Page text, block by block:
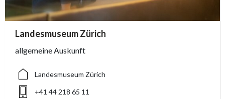
accessibility.sr-only.person_card_info
Landesmuseum Zürich
allgemeine Auskunft
accessibility.sr-only.museum
Landesmuseum Zürich
accessibility.sr-only.phone
+41 44 218 65 11